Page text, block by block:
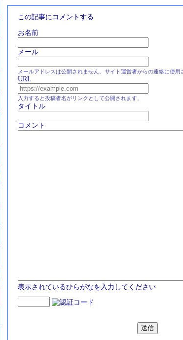
この記事にコメントする
お名前
メール
メールアドレスは公開されません。サイト運営者からの連絡に使用
URL
入力すると投稿者名がリンクとして公開されます。
タイトル
コメント
表示されているひらがなを入力してください